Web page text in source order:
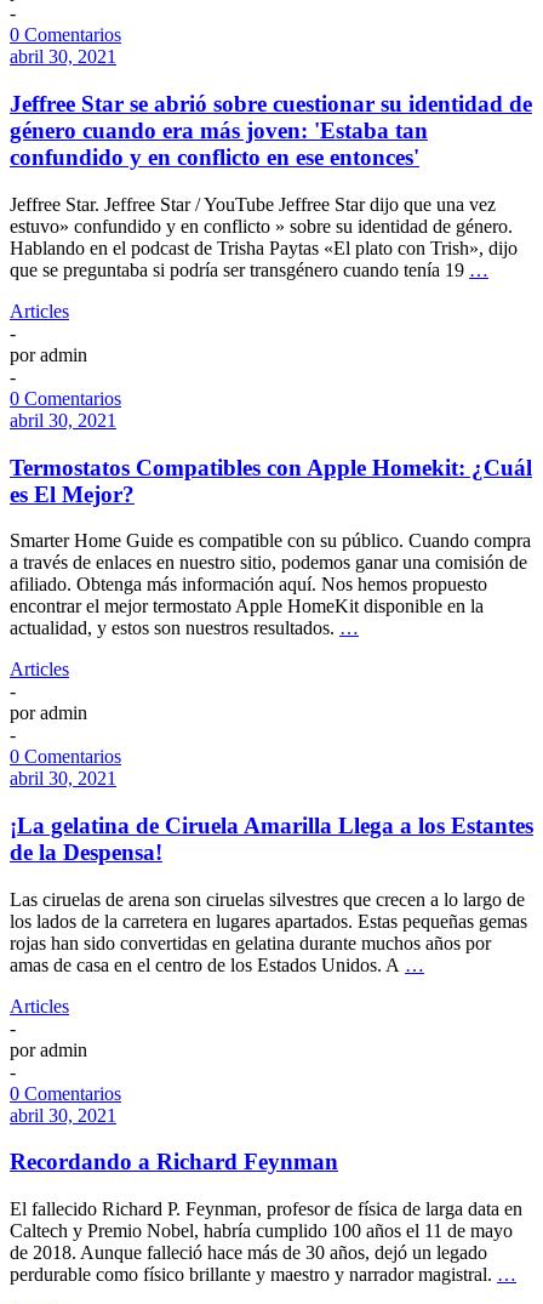
-
0 Comentarios
abril 30, 2021
Jeffree Star se abrió sobre cuestionar su identidad de
género cuando era más joven: 'Estaba tan
confundido y en conflicto en ese entonces'
Jeffree Star. Jeffree Star / YouTube Jeffree Star dijo que una vez
estuvo» confundido y en conflicto » sobre su identidad de género.
Hablando en el podcast de Trisha Paytas «El plato con Trish», dijo
que se preguntaba si podría ser transgénero cuando tenía 19 …
Articles
-
poradmin
-
0 Comentarios
abril 30, 2021
Termostatos Compatibles con Apple Homekit: ¿Cuál
es El Mejor?
Smarter Home Guide es compatible con su público. Cuando compra
a través de enlaces en nuestro sitio, podemos ganar una comisión de
afiliado. Obtenga más información aquí. Nos hemos propuesto
encontrar el mejor termostato Apple HomeKit disponible en la
actualidad, y estos son nuestros resultados. …
Articles
-
poradmin
-
0 Comentarios
abril 30, 2021
¡La gelatina de Ciruela Amarilla Llega a los Estantes
de la Despensa!
Las ciruelas de arena son ciruelas silvestres que crecen a lo largo de
los lados de la carretera en lugares apartados. Estas pequeñas gemas
rojas han sido convertidas en gelatina durante muchos años por
amas de casa en el centro de los Estados Unidos. A …
Articles
-
poradmin
-
0 Comentarios
abril 30, 2021
Recordando a Richard Feynman
El fallecido Richard P. Feynman, profesor de física de larga data en
Caltech y Premio Nobel, habría cumplido 100 años el 11 de mayo
de 2018. Aunque falleció hace más de 30 años, dejó un legado
perdurable como físico brillante y maestro y narrador magistral. …